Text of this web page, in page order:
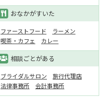
おなかがすいた
ファーストフード
ラーメン
喫茶・カフェ
カレー
相談ごとがある
ブライダルサロン
旅行代理店
法律事務所
会計事務所